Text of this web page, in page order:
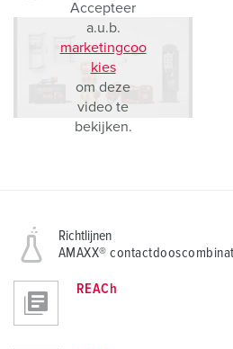
Accepteer
a.u.b.
marketingcoo
kies
om deze
video te
bekijken.
Richtlijnen
AMAXX®
REACh